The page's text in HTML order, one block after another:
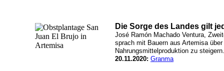
Die Sorge des Landes gilt
José Ramón Machado Ventura,
sprach mit Bauern aus Artemisa
Nahrungsmittelproduktion zu steigern.
20.11.2020: Granma